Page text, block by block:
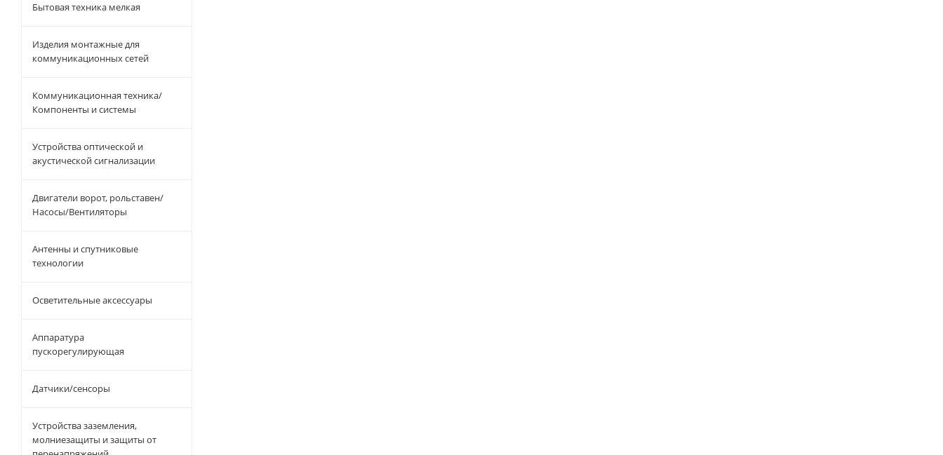
Бытовая техника мелкая
Изделия монтажные для
коммуникационных сетей
Коммуникационная техника/
Компоненты и системы
Устройства оптической и
акустической сигнализации
Двигатели ворот, рольставен/
Насосы/Вентиляторы
Антенны и спутниковые
технологии
Осветительные аксессуары
Аппаратура
пускорегулирующая
Датчики/сенсоры
Устройства заземления,
молниезащиты и защиты от